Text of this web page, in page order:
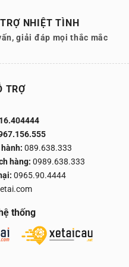
NHIỆT TÌNH
giải đáp mọi thắc mắc
TRỢ
089.638.333
hàng: 0989.638.333
0965.90.4444
thống